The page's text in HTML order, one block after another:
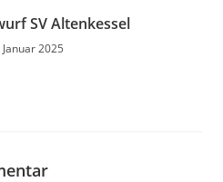
SV Altenkessel
Januar 2025